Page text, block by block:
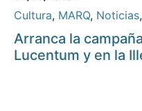
Cultura, MARQ, Noticias,
Arranca la
Lucentum y en la